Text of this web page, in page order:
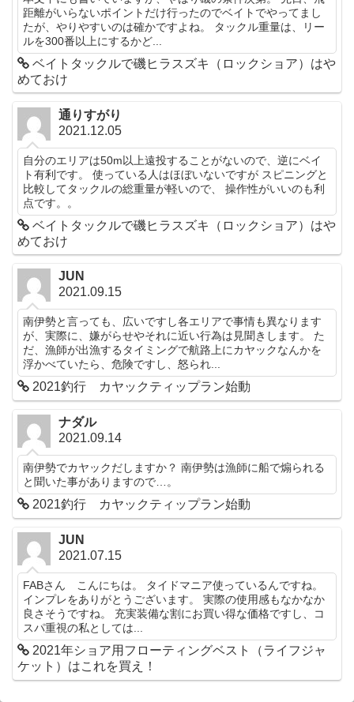
距離がいらないポイントだけ行ったのでベイトでやってまし
たが、やりやすいのは確かですよね。 タックル重量は、リー
ルを300番以上にするかど...
ベイトタックルで磯ヒラスズキ（ロックショア）はや
めておけ
通りすがり
2021.12.05
自分のエリアは50m以上遠投することがないので、逆にベイ
ト有利です。 使っている人はほぼいないですが スピニングと
比較してタックルの総重量が軽いので、 操作性がいいのも利
点です。。
ベイトタックルで磯ヒラスズキ（ロックショア）はや
めておけ
JUN
2021.09.15
南伊勢と言っても、広いですし各エリアで事情も異なります
が、実際に、嫌がらせやそれに近い行為は見聞きします。 た
だ、漁師が出漁するタイミングで航路上にカヤックなんかを
浮かべていたら、危険ですし、怒られ...
2021釣行 カヤックティップラン始動
ナダル
2021.09.14
南伊勢でカヤックだしますか？ 南伊勢は漁師に船で煽られる
と聞いた事がありますので…。
2021釣行 カヤックティップラン始動
JUN
2021.07.15
FABさん こんにちは。 タイドマニア使っているんですね。
インプレをありがとうございます。 実際の使用感もなかなか
良さそうですね。 充実装備な割にお買い得な価格ですし、コ
スパ重視の私としては...
2021年ショア用フローティングベスト（ライフジャ
ケット）はこれを買え！